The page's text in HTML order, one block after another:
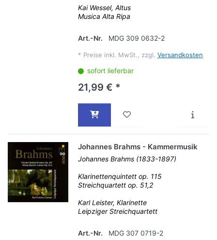
Kai Wessel, Altus
Musica Alta Ripa
Art.-Nr. MDG 309 0632-2
* Preise inkl. MwSt., zzgl. Versandkosten
sofort lieferbar
21,99 € *
Johannes Brahms - Kammermusik
Johannes Brahms (1833-1897)
Klarinettenquintett op. 115
Streichquartett op. 51,2
Karl Leister, Klarinette
Leipziger Streichquartett
Art.-Nr. MDG 307 0719-2